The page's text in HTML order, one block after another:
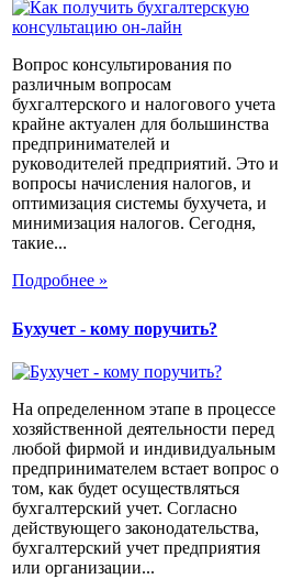
Вопрос консультирования по
различным вопросам
бухгалтерского и налогового учета
крайне актуален для большинства
предпринимателей и
руководителей предприятий. Это и
вопросы начисления налогов, и
оптимизация системы бухучета, и
минимизация налогов. Сегодня,
такие...
Подробнее »
Бухучет - кому поручить?
На определенном этапе в процессе
хозяйственной деятельности перед
любой фирмой и индивидуальным
предпринимателем встает вопрос о
том, как будет осуществляться
бухгалтерский учет. Согласно
действующего законодательства,
бухгалтерский учет предприятия
или организации...